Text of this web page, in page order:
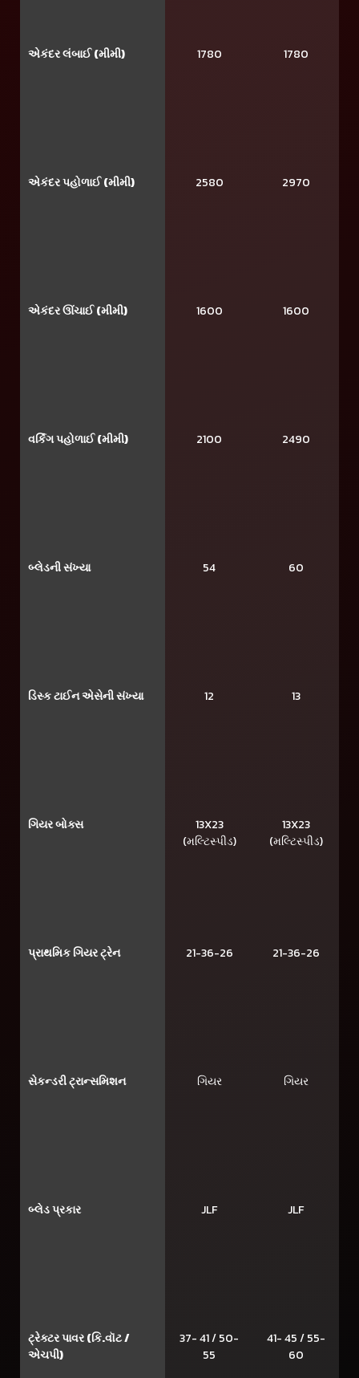
એકંદર લંબાઈ (મીમી)
એકંદર પહોળાઈ (મીમી)
એકંદર ઊંચાઈ (મીમી)
વર્કિંગ પહોળાઈ (મીમી)
બ્લેડની સંખ્યા
ડિસ્ક ટાઈન એસેની સંખ્યા
ગિયર બોક્સ
પ્રાથમિક ગિયર ટ્રેન
સેકન્ડરી ટ્રાન્સમિશન
બ્લેડ પ્રકાર
ટ્રેક્ટર પાવર (કિ.વૉટ /
એચપી)
1780
2580
1600
2100
54
12
13X23
(મલ્ટિસ્પીડ)
21-36-26
ગિયર
JLF
37- 41 / 50-
55
1780
2970
1600
2490
60
13
13X23
(મલ્ટિસ્પીડ)
21-36-26
ગિયર
JLF
41- 45 / 55-
60